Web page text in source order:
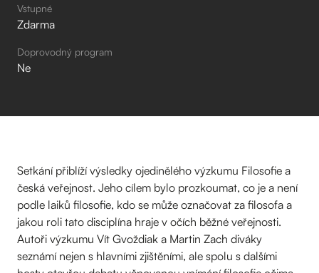
Vstupné
Zdarma
Doprovodný program
Ne
Setkání přiblíží výsledky ojedinělého výzkumu Filosofie a
česká veřejnost. Jeho cílem bylo prozkoumat, co je a není
podle laiků filosofie, kdo se může označovat za filosofa a
jakou roli tato disciplína hraje v očích běžné veřejnosti.
Autoři výzkumu Vít Gvoždiak a Martin Zach diváky
seznámí nejen s hlavními zjištěními, ale spolu s dalšími